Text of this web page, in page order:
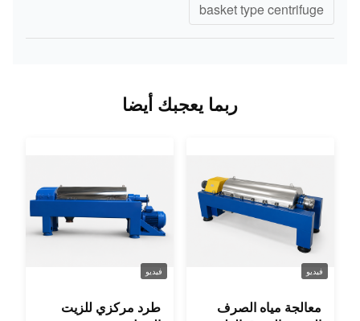
basket type centrifuge
ربما يعجبك أيضا
فيديو
معالجة مياه الصرف
فيديو
طرد مركزي للزيت